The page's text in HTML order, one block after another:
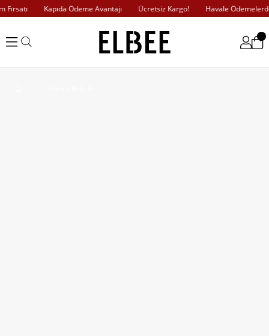
Kapıda Ödeme Avantajı Ücretsiz Kargo! Havale